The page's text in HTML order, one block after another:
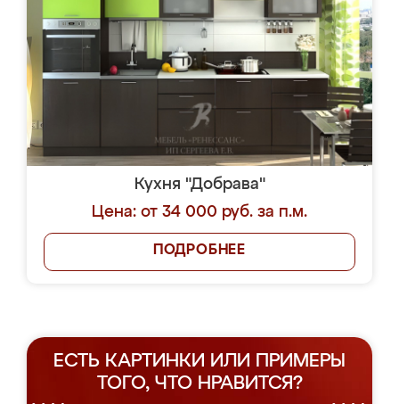
Кухня "Добрава"
Цена: от 34 000 руб. за п.м.
ПОДРОБНЕЕ
ЕСТЬ КАРТИНКИ ИЛИ ПРИМЕРЫ
ТОГО, ЧТО НРАВИТСЯ?